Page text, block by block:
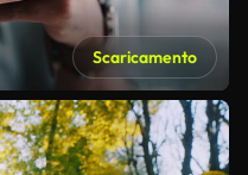
Scaricamento